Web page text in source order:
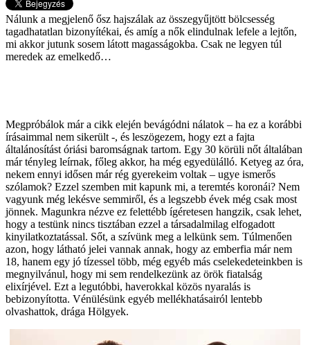
Nálunk a megjelenő ősz hajszálak az összegyűjtött bölcsesség
tagadhatatlan bizonyítékai, és amíg a nők elindulnak lefele a lejtőn,
mi akkor jutunk sosem látott magasságokba. Csak ne legyen túl
meredek az emelkedő…
Megpróbálok már a cikk elején bevágódni nálatok – ha ez a korábbi
írásaimmal nem sikerült -, és leszögezem, hogy ezt a fajta
általánosítást óriási baromságnak tartom. Egy 30 körüli nőt általában
már tényleg leírnak, főleg akkor, ha még egyedülálló. Ketyeg az óra,
nekem ennyi idősen már rég gyerekeim voltak – ugye ismerős
szólamok? Ezzel szemben mit kapunk mi, a teremtés koronái? Nem
vagyunk még lekésve semmiről, és a legszebb évek még csak most
jönnek. Magunkra nézve ez felettébb ígéretesen hangzik, csak lehet,
hogy a testünk nincs tisztában ezzel a társadalmilag elfogadott
kinyilatkoztatással. Sőt, a szívünk meg a lelkünk sem. Túlmenően
azon, hogy látható jelei vannak annak, hogy az emberfia már nem
18, hanem egy jó tízessel több, még egyéb más cselekedeteinkben is
megnyilvánul, hogy mi sem rendelkezünk az örök fiatalság
elixírjével. Ezt a legutóbbi, haverokkal közös nyaralás is
bebizonyította. Vénülésünk egyéb mellékhatásairól lentebb
olvashattok, drága Hölgyek.